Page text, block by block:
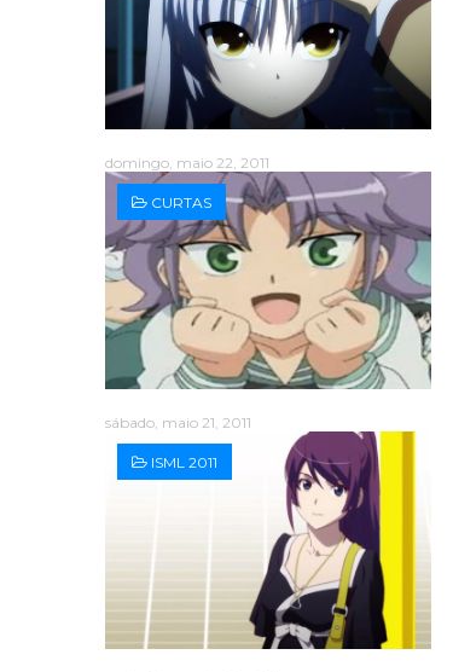
domingo, maio 22, 2011
CURTAS
sábado, maio 21, 2011
ISML 2011